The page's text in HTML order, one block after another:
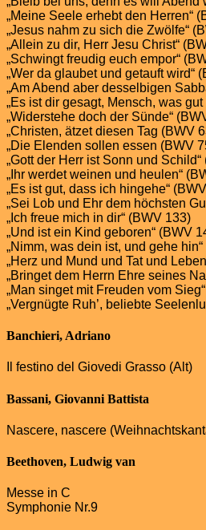
„Meine Seele erhebt den Herren“
„Jesus nahm zu sich die Zwölfe“
„Allein zu dir, Herr Jesu Christ“
„Schwingt freudig euch empor“
„Wer da glaubet und getauft wird“
„Am Abend aber desselbigen
„Es ist dir gesagt, Mensch, was gut
„Widerstehe doch der Sünde“
„Christen, ätzet diesen Tag (BWV
„Die Elenden sollen essen (BWV
„Gott der Herr ist Sonn und Schild“
„Ihr werdet weinen und heulen“
„Es ist gut, dass ich hingehe“
„Sei Lob und Ehr dem höchsten
„Ich freue mich in dir“ (BWV 133)
„Und ist ein Kind geboren“ (BWV
„Nimm, was dein ist, und gehe
„Herz und Mund und Tat und
„Bringet dem Herrn Ehre seines
„Man singet mit Freuden vom
„Vergnügte Ruh’, beliebte
Banchieri, Adriano
Il festino del Giovedi Grasso (Alt)
Bassani, Giovanni Battista
Nascere, nascere
Beethoven, Ludwig van
Messe in C
Symphonie Nr.9